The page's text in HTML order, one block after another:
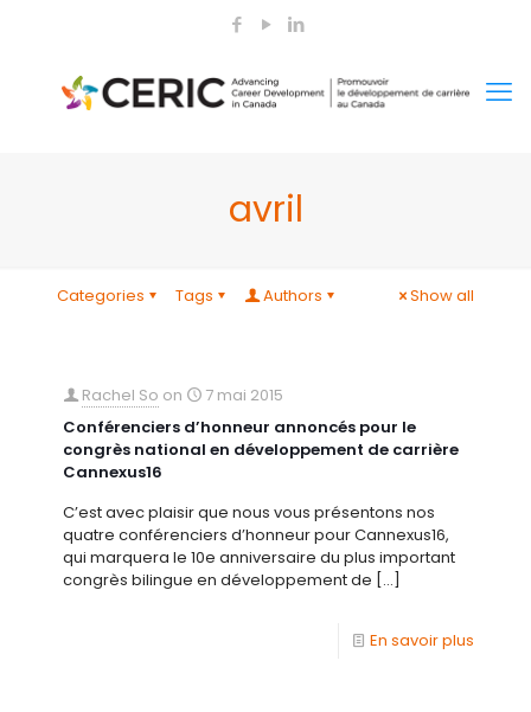
avril
Categories Tags Authors Show all
Rachel So on
7 mai 2015
Conférenciers d’honneur annoncés pour le
congrès national en développement de carrière
Cannexus16
C’est avec plaisir que nous vous présentons nos
quatre conférenciers d’honneur pour Cannexus16,
qui marquera le 10e anniversaire du plus important
congrès bilingue en développement de […]
En savoir plus